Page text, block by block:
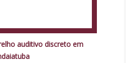
auditivo discreto em